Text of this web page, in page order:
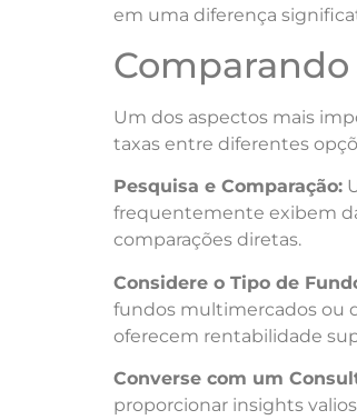
em uma diferença
Um dos aspectos mais
taxas entre diferentes
Pesquisa e Comparação:
frequentemente exibem
comparações diretas.
Considere o Tipo de
fundos multimercados ou
oferecem rentabilidade
Converse com um
proporcionar insights